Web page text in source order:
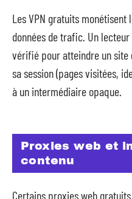
Les VPN gratuits
données de trafic. Un
vérifié pour atteindre un site
sa session (pages visitées,
à un intermédiaire opaque.
Proxies web et
contenu
Certains proxies web